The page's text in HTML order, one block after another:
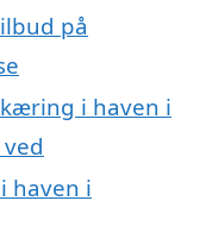
på
i haven i
haven i